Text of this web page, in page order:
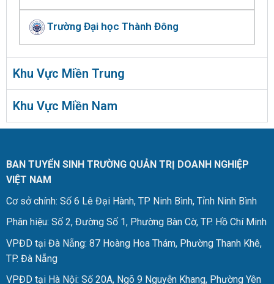
Trường Đại học Thành Đông
Khu Vực Miền Trung
Khu Vực Miền Nam
BAN TUYỂN SINH TRƯỜNG QUẢN TRỊ DOANH NGHIỆP
VIỆT NAM
Cơ sở chính: Số 6 Lê Đại Hành, TP Ninh Bình, Tỉnh Ninh Bình
Phân hiệu: Số 2, Đường Số 1, Phường Bàn Cờ, TP. Hồ Chí Minh
VPĐD tại Đà Nẵng: 87 Hoàng Hoa Thám, Phường Thanh Khê,
TP. Đà Nẵng
VPĐD tại Hà Nội: Số 20A, Ngõ 9 Nguyễn Khang, Phường Yên